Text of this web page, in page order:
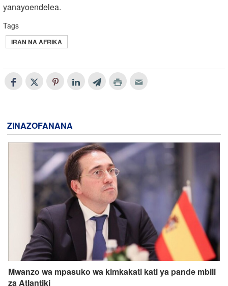
yanayoendelea.
Tags
IRAN NA AFRIKA
ZINAZOFANANA
Mwanzo wa mpasuko wa kimkakati kati ya pande mbili
za Atlantiki